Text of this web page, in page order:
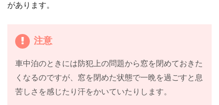
があります。
注意
車中泊のときには防犯上の問題から窓を閉めておきた
くなるのですが、窓を閉めた状態で一晩を過ごすと息
苦しさを感じたり汗をかいていたりします。